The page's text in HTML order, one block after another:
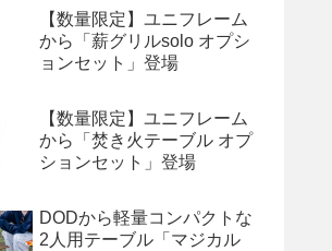
【数量限定】ユニフレーム
から「薪グリルsolo オプシ
ョンセット」登場
【数量限定】ユニフレーム
から「焚き火テーブル オプ
ションセット」登場
DODから軽量コンパクトな
2人用テーブル「マジカル